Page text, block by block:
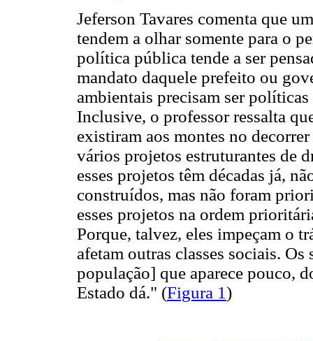
Jeferson Tavares comenta que
tendem a olhar somente para o
política pública tende a ser
mandato daquele prefeito ou
ambientais precisam ser
Inclusive, o professor ressalta
existiram aos montes no
vários projetos estruturantes de
esses projetos têm décadas já,
construídos, mas não foram
esses projetos na ordem
Porque, talvez, eles impeçam o
afetam outras classes sociais.
população] que aparece pouco,
Estado dá." (Figura 1)